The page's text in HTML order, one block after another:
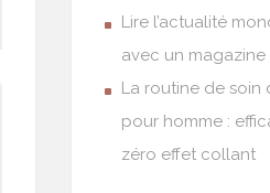
Lire l’actualité
avec un
La routine de soin
pour homme :
zéro effet collant